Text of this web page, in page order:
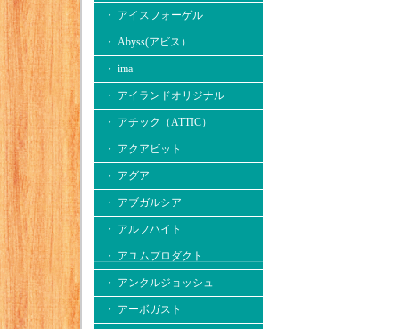
・ アイスフォーゲル
・ Abyss(アビス）
・ ima
・ アイランドオリジナル
・ アチック（ATTIC）
・ アクアビット
・ アグア
・ アブガルシア
・ アルフハイト
・ アユムプロダクト
・ アンクルジョッシュ
・ アーボガスト